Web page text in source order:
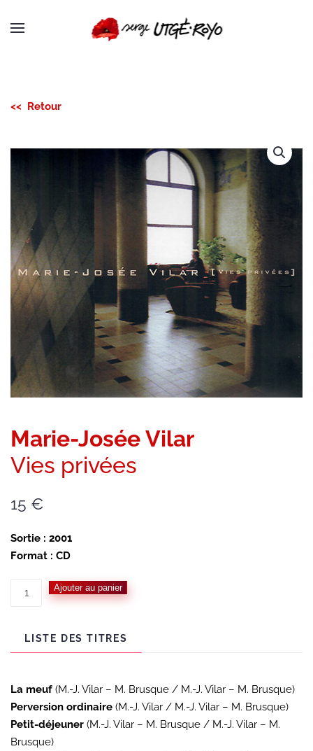
Passer au contenu principal
<< Retour
Marie-Josée Vilar
Vies privées
15 €
Sortie : 2001
Format : CD
Josée
VilarVies
Ajouter au panier
LISTE DES TITRES
La meuf (M.-J. Vilar – M. Brusque / M.-J. Vilar – M. Brusque)
Perversion ordinaire (M.-J. Vilar / M.-J. Vilar – M. Brusque)
Petit-déjeuner (M.-J. Vilar – M. Brusque / M.-J. Vilar – M.
Brusque)